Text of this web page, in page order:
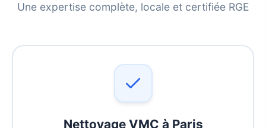
Une expertise complète, locale et certifiée RGE
Nettoyage VMC à Paris